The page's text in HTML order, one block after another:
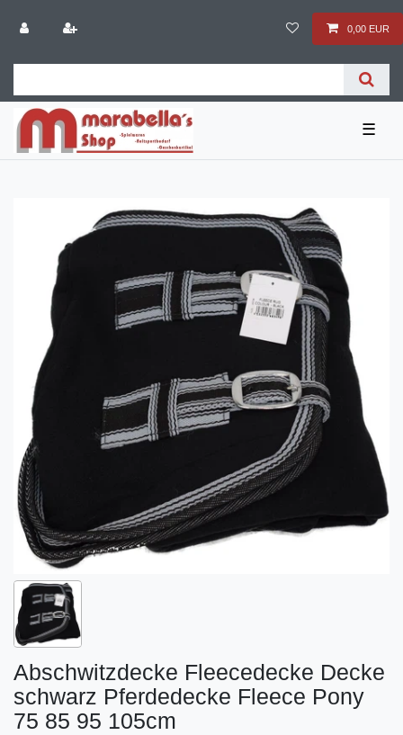
0,00 EUR
☰
Abschwitzdecke Fleecedecke Decke
schwarz Pferdedecke Fleece Pony
75 85 95 105cm